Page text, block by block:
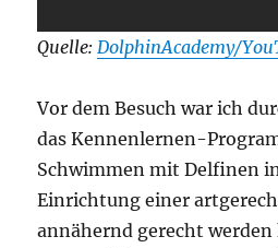
Quelle: DolphinAcademy/
Vor dem Besuch war ich
das Kennenlernen-
Schwimmen mit Delfinen
Einrichtung einer
annähernd gerecht werden